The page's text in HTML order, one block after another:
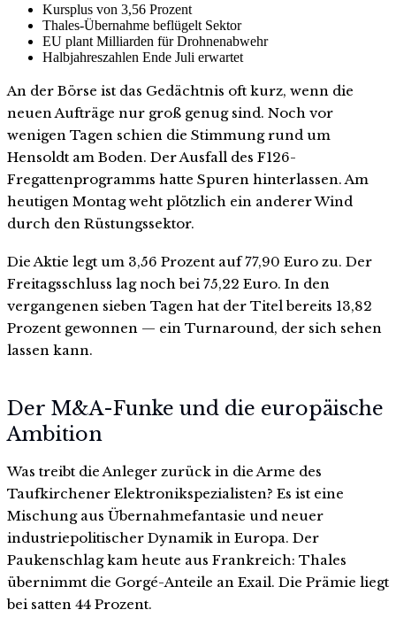
Kursplus von 3,56 Prozent
Thales-Übernahme beflügelt Sektor
EU plant Milliarden für Drohnenabwehr
Halbjahreszahlen Ende Juli erwartet
An der Börse ist das Gedächtnis oft kurz, wenn die
neuen Aufträge nur groß genug sind. Noch vor
wenigen Tagen schien die Stimmung rund um
Hensoldt am Boden. Der Ausfall des F126-
Fregattenprogramms hatte Spuren hinterlassen. Am
heutigen Montag weht plötzlich ein anderer Wind
durch den Rüstungssektor.
Die Aktie legt um 3,56 Prozent auf 77,90 Euro zu. Der
Freitagsschluss lag noch bei 75,22 Euro. In den
vergangenen sieben Tagen hat der Titel bereits 13,82
Prozent gewonnen — ein Turnaround, der sich sehen
lassen kann.
Der M&A-Funke und die europäische
Ambition
Was treibt die Anleger zurück in die Arme des
Taufkirchener Elektronikspezialisten? Es ist eine
Mischung aus Übernahmefantasie und neuer
industriepolitischer Dynamik in Europa. Der
Paukenschlag kam heute aus Frankreich: Thales
übernimmt die Gorgé-Anteile an Exail. Die Prämie liegt
bei satten 44 Prozent.